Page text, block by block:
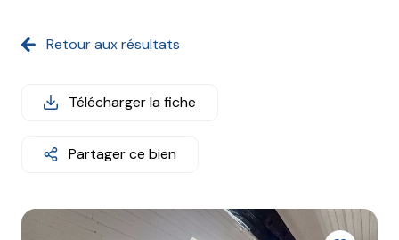
Louer
un bien
Mieux
nous
Retour aux résultats
Télécharger la fiche
Partager ce bien